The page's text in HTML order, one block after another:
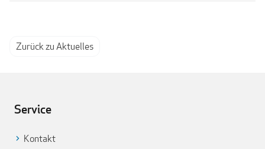
Zurück zu Aktuelles
Service
Kontakt